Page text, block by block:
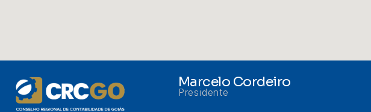
Marcelo Cordeiro
Presidente